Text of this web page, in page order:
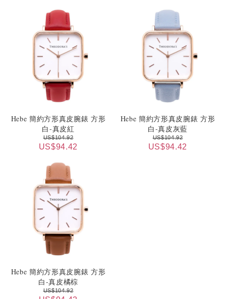
Hebe 簡約方形真皮腕錶 方形
白-真皮紅
US$104.92
US$94.42
Hebe 簡約方形真皮腕錶 方形
白-真皮灰藍
US$104.92
US$94.42
Hebe 簡約方形真皮腕錶 方形
白-真皮橘棕
US$104.92